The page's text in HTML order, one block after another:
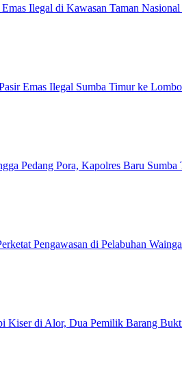
Emas Ilegal di Kawasan Taman
Emas Ilegal Sumba Timur ke
Pedang Pora, Kapolres Baru
Pengawasan di Pelabuhan
Kiser di Alor, Dua Pemilik Barang